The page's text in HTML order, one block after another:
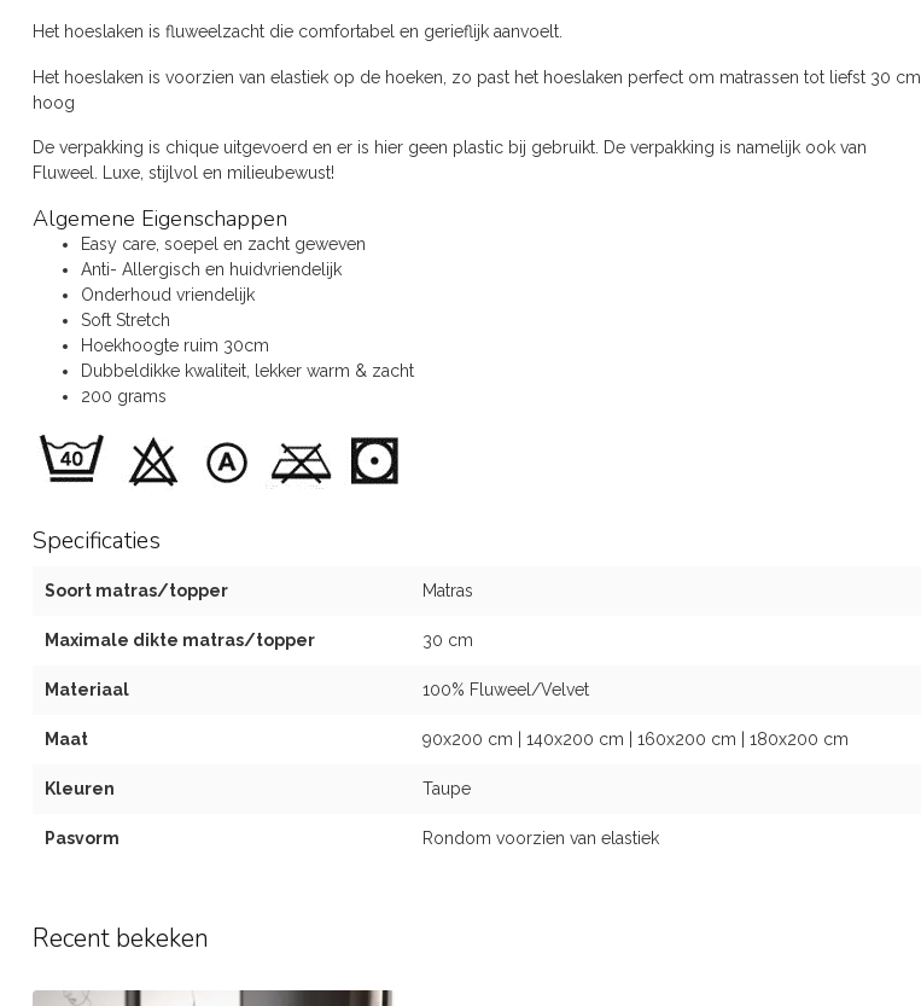
Het hoeslaken is fluweelzacht die comfortabel en gerieflijk aanvoelt.
Het hoeslaken is voorzien van elastiek op de hoeken, zo past het hoeslaken perfect om matrassen tot liefst 30 cm
hoog
De verpakking is chique uitgevoerd en er is hier geen plastic bij gebruikt. De verpakking is namelijk ook van
Fluweel. Luxe, stijlvol en milieubewust!
Algemene Eigenschappen
Easy care, soepel en zacht geweven
Anti- Allergisch en huidvriendelijk
Onderhoud vriendelijk
Soft Stretch
Hoekhoogte ruim 30cm
Dubbeldikke kwaliteit, lekker warm & zacht
200 grams
Specificaties
Soort matras/topper Matras
Maximale dikte matras/topper 30 cm
Materiaal 100% Fluweel/Velvet
Maat 90x200 cm | 140x200 cm | 160x200 cm | 180x200 cm
Kleuren Taupe
Pasvorm Rondom voorzien van elastiek
Recent bekeken